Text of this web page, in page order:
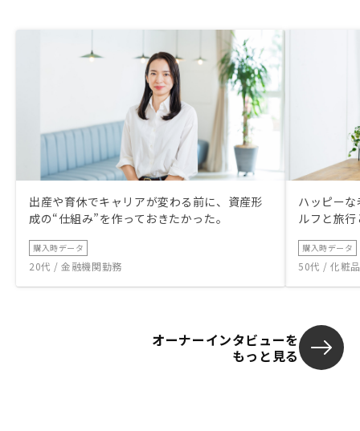
出産や育休でキャリアが変わる前に、資産形
成の“仕組み”を作っておきたかった。
購入時データ
20代 / 金融機関勤務
ハッピー
ルフと旅
購入時データ
50代 / 化粧
オーナーインタビューを
もっと見る